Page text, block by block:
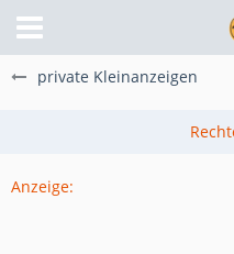
private Kleinanzeigen
Anzeige: